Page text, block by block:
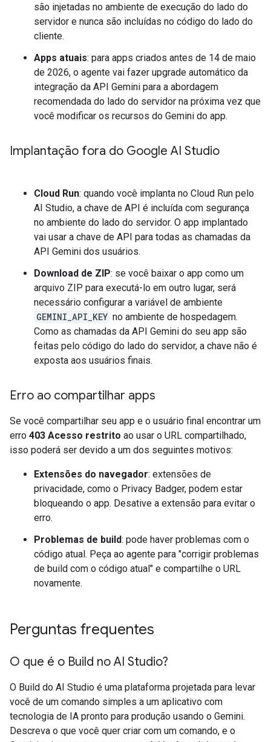
são injetadas no ambiente de execução do lado do
servidor e nunca são incluídas no código do lado do
cliente.
Apps atuais: para apps criados antes de 14 de maio
de 2026, o agente vai fazer upgrade automático da
integração da API Gemini para a abordagem
recomendada do lado do servidor na próxima vez que
você modificar os recursos do Gemini do app.
Implantação fora do Google AI Studio
Cloud Run: quando você implanta no Cloud Run pelo
AI Studio, a chave de API é incluída com segurança
no ambiente do lado do servidor. O app implantado
vai usar a chave de API para todas as chamadas da
API Gemini dos usuários.
Download de ZIP: se você baixar o app como um
arquivo ZIP para executá-lo em outro lugar, será
necessário configurar a variável de ambiente
GEMINI_API_KEY no ambiente de hospedagem.
Como as chamadas da API Gemini do seu app são
feitas pelo código do lado do servidor, a chave não é
exposta aos usuários finais.
Erro ao compartilhar apps
Se você compartilhar seu app e o usuário final encontrar um
erro 403 Acesso restrito ao usar o URL compartilhado,
isso poderá ser devido a um dos seguintes motivos:
Extensões do navegador: extensões de
privacidade, como o Privacy Badger, podem estar
bloqueando o app. Desative a extensão para evitar o
erro.
Problemas de build: pode haver problemas com o
código atual. Peça ao agente para "corrigir problemas
de build com o código atual" e compartilhe o URL
novamente.
Perguntas frequentes
O que é o Build no AI Studio?
O Build do AI Studio é uma plataforma projetada para levar
você de um comando simples a um aplicativo com
tecnologia de IA pronto para produção usando o Gemini.
Descreva o que você quer criar com um comando, e o